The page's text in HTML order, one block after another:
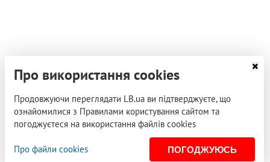
Про використання cookies
Продовжуючи переглядати LB.ua ви підтверджуєте, що
ознайомилися з Правилами користування сайтом та
погоджуєтеся на використання файлів cookies
Про файли cookies ПОГОДЖУЮСЬ